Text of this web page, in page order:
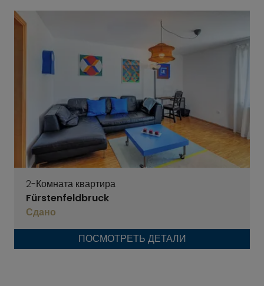
2-Комната квартира
Fürstenfeldbruck
Сдано
ПОСМОТРЕТЬ ДЕТАЛИ